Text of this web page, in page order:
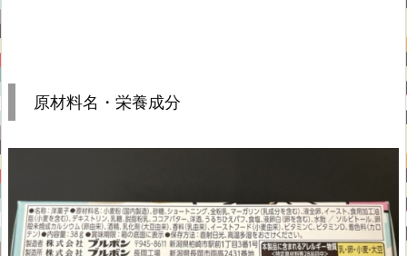
原材料名・栄養成分